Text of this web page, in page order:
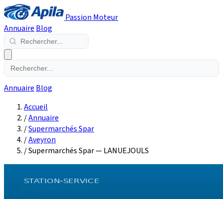
Passion Moteur
Annuaire Blog
Annuaire Blog
Accueil
/Annuaire
/Supermarchés Spar
/Aveyron
/Supermarchés Spar — LANUEJOULS